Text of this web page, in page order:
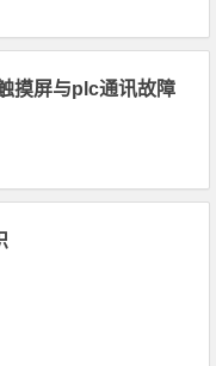
摸屏与plc通讯故障